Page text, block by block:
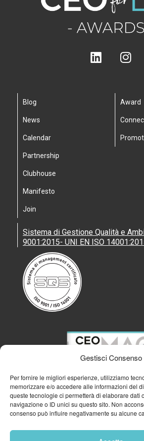
Gestisci Consenso
Per fornire le migliori esperienze, utilizziamo
memorizzare e/o accedere alle informazioni del
queste tecnologie ci permetterà di elaborare dati
navigazione o ID unici su questo sito. Non
consenso può influire negativamente su alcune
Blog
News
Calendar
Partnership
Clubhouse
Manifesto
Join
Award
Sistema di Gestione Qualità e
9001:2015- UNI EN ISO